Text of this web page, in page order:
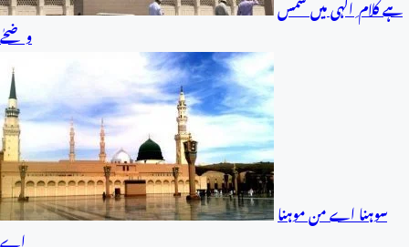
ہے کلام ِ الٰہی میں شمس
و ضحٰے
سوہنا اے من موہنا
اے